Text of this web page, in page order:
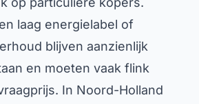
laag energielabel of
blijven aanzienlijk
en moeten vaak flink
In Noord-Holland